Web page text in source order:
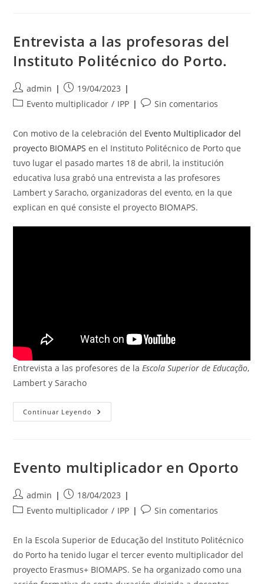
Entrevista a las profesoras del
Instituto Politécnico do Porto.
Autor
de
admin
Publicación
de
19/04/2023
Categoría
la
entrada:
Evento multiplicador / IPP
Comentarios
la
entrada:
Sin comentarios
Con motivo de la celebración del Evento Multiplicador del
proyecto BIOMAPS en el Instituto Politécnico de Porto que
tuvo lugar el pasado martes 18 de abril, la institución
educativa lusa grabó una entrevista a las profesores
Lambert y Saracho, organizadoras del evento, en la que
explican en qué consiste el proyecto BIOMAPS.
Entrevista a las profesores de la Escola Superior de Educação,
Lambert y Saracho
Continuar Leyendo Entrevista
A
Politécnico
Do
Porto.
Evento multiplicador en Oporto
Autor
de
admin
Publicación
de
18/04/2023
Categoría
entrada:
Evento multiplicador / IPP
Comentarios
la
entrada:
Sin comentarios
En la Escola Superior de Educação del Instituto Politécnico
do Porto ha tenido lugar el tercer evento multiplicador del
proyecto Erasmus+ BIOMAPS. Se ha organizado como una